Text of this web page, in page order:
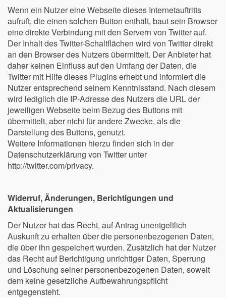
Wenn ein Nutzer eine Webseite dieses Internetauftritts
aufruft, die einen solchen Button enthält, baut sein Browser
eine direkte Verbindung mit den Servern von Twitter auf.
Der Inhalt des Twitter-Schaltflächen wird von Twitter direkt
an den Browser des Nutzers übermittelt. Der Anbieter hat
daher keinen Einfluss auf den Umfang der Daten, die
Twitter mit Hilfe dieses Plugins erhebt und informiert die
Nutzer entsprechend seinem Kenntnisstand. Nach diesem
wird lediglich die IP-Adresse des Nutzers die URL der
jeweiligen Webseite beim Bezug des Buttons mit
übermittelt, aber nicht für andere Zwecke, als die
Darstellung des Buttons, genutzt.
Weitere Informationen hierzu finden sich in der
Datenschutzerklärung von Twitter unter
http://twitter.com/privacy.
Widerruf, Änderungen, Berichtigungen und
Aktualisierungen
Der Nutzer hat das Recht, auf Antrag unentgeltlich
Auskunft zu erhalten über die personenbezogenen Daten,
die über ihn gespeichert wurden. Zusätzlich hat der Nutzer
das Recht auf Berichtigung unrichtiger Daten, Sperrung
und Löschung seiner personenbezogenen Daten, soweit
dem keine gesetzliche Aufbewahrungspflicht
entgegensteht.